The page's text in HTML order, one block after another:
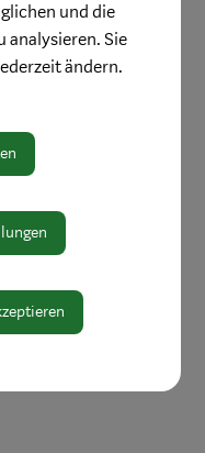
und die
analysieren. Sie
ändern.